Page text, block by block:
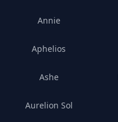
Annie
Aphelios
Ashe
Aurelion Sol